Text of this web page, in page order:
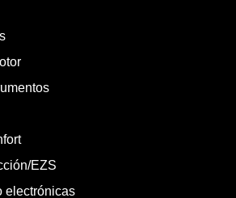
EZS
electrónicas